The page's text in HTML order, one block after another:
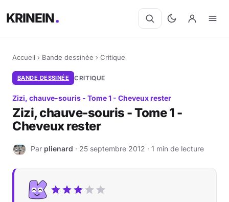
KRINEIN
Accueil › Bande dessinée › Critique
BANDE DESSINÉE CRITIQUE
Zizi, chauve-souris - Tome 1 - Cheveux rester
Zizi, chauve-souris - Tome 1 -
Cheveux rester
P Par plienard · 25 septembre 2012 · 1 min de lecture